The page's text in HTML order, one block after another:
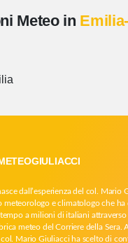
Meteo in
dall’esperienza del col. Mario
meteorologo e climatologo che ha
a milioni di italiani
meteo del Corriere della Sera.
Mario Giuliacci ha scelto di